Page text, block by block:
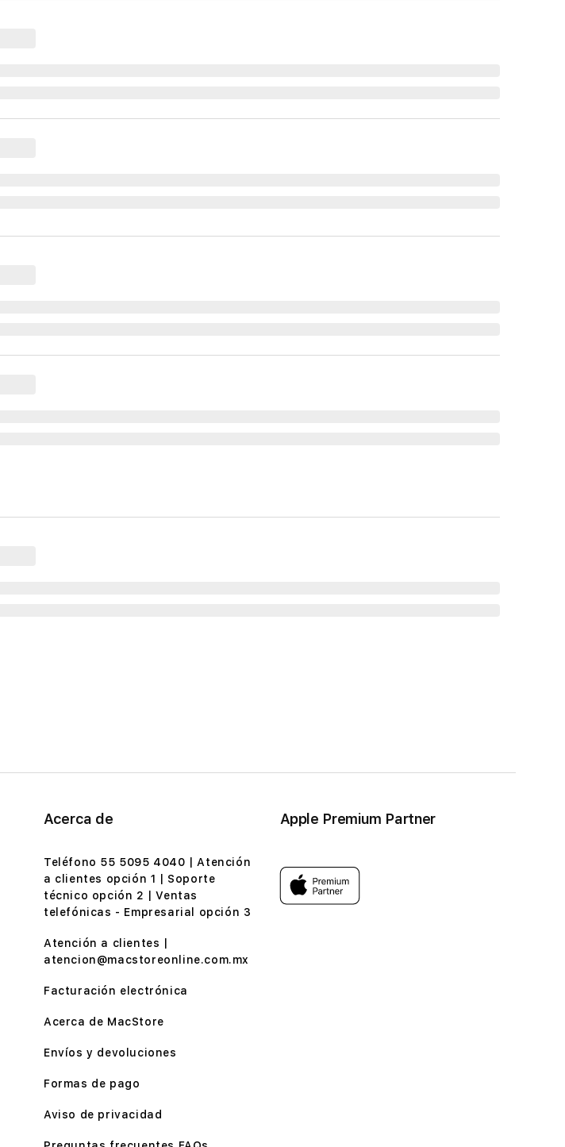
Acerca de
Teléfono 55 5095 4040 | Atención
a clientes opción 1 | Soporte
técnico opción 2 | Ventas
telefónicas - Empresarial opción 3
Atención a clientes |
atencion@macstoreonline.com.mx
Facturación electrónica
Acerca de MacStore
Envíos y devoluciones
Formas de pago
Aviso de privacidad
Apple Premium Partner